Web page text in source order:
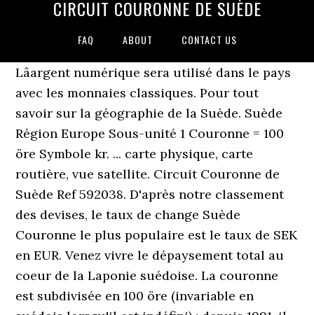
CIRCUIT COURONNE DE SUÈDE
FAQ ABOUT CONTACT US
Lâargent numérique sera utilisé dans le pays
avec les monnaies classiques. Pour tout
savoir sur la géographie de la Suède. Suède
Région Europe Sous-unité 1 Couronne = 100
öre Symbole kr. ... carte physique, carte
routière, vue satellite. Circuit Couronne de
Suède Ref 592038. D'après notre classement
des devises, le taux de change Suède
Couronne le plus populaire est le taux de SEK
en EUR. Venez vivre le dépaysement total au
coeur de la Laponie suédoise. La couronne
est subdivisée en 100 öre (invariable en